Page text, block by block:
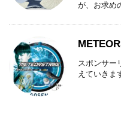
が、お求め
スポンサー
えていきま